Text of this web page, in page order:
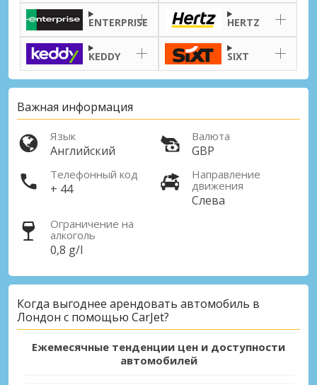
Лутон Город
Лутон, Великобритания
Олдершот Город
Олдершот, Великобритания
Сент-Олбанс Город
Фелтем, Хаттон Кросс Город
Фелтем, Хаттон Кросс, Великобритания
Эпсом, Великобритания
ENTERPRISE HERTZ
KEDDY SIXT
Важная информация
Язык
Английский
Валюта
GBP
Телефонный код
+ 44
Направление
движения
Слева
Ограничение на
алкоголь
0,8 g/l
Когда выгоднее арендовать автомобиль в
Лондон с помощью CarJet?
Ежемесячные тенденции цен и доступности
автомобилей
Войти с помощью eLink